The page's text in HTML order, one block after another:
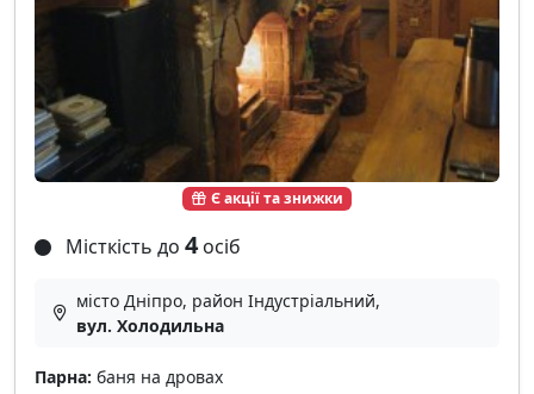
Є акції та знижки
Місткість до 4 осіб
місто Дніпро, район Індустріальний,
вул. Холодильна
Парна: баня на дровах